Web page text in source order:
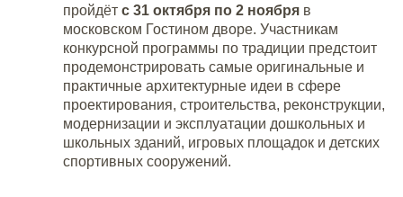
пройдёт с 31 октября по 2 ноября в
московском Гостином дворе. Участникам
конкурсной программы по традиции предстоит
продемонстрировать самые оригинальные и
практичные архитектурные идеи в сфере
проектирования, строительства, реконструкции,
модернизации и эксплуатации дошкольных и
школьных зданий, игровых площадок и детских
спортивных сооружений.